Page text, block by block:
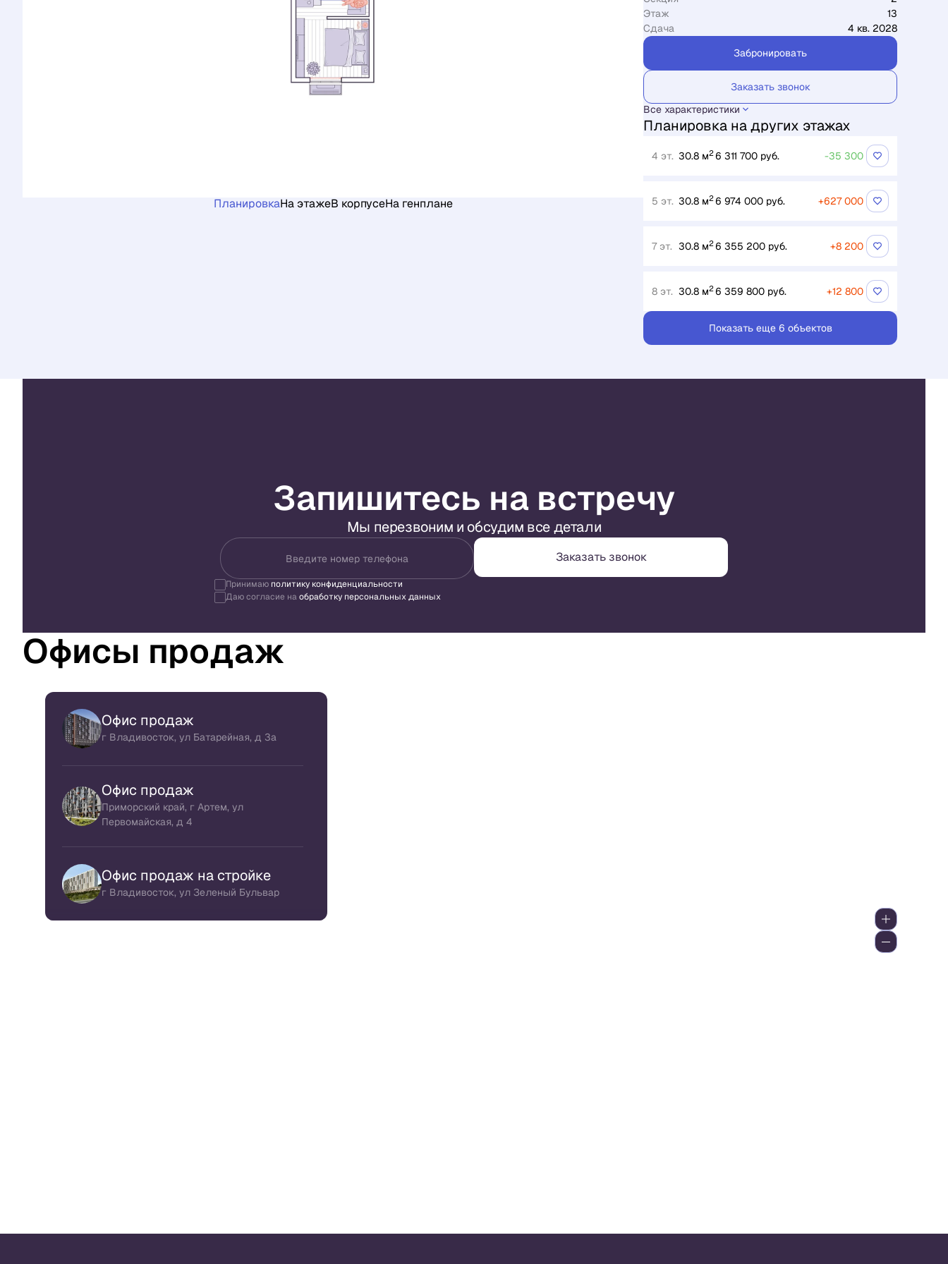
ПланировкаНа этажеВ корпусеНа генплане
Этаж
13
Сдача
4 кв. 2028
Забронировать
Заказать звонок
Все характеристики
Планировка на других этажах
4 эт. 30.8 м26 311 700 руб. -35 300
5 эт. 30.8 м26 974 000 руб. +627 000
7 эт. 30.8 м26 355 200 руб. +8 200
8 эт. 30.8 м26 359 800 руб. +12 800
Показать еще 6 объектов
Запишитесь на встречу
Мы перезвоним и обсудим все детали
Введите номер телефона Заказать звонок
Принимаю политику конфиденциальности
Даю согласие наобработку персональных данных
Офисы продаж
Офис продаж
г Владивосток, ул Батарейная, д 3а
Офис продаж
Приморский край, г Артем, ул
Первомайская, д 4
Офис продаж на стройке
г Владивосток, ул Зеленый Бульвар